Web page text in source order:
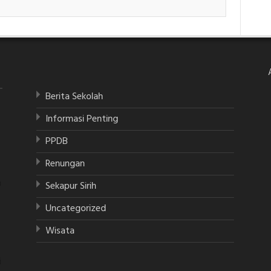
Berita Sekolah
Informasi Penting
PPDB
Renungan
Sekapur Sirih
Uncategorized
Wisata